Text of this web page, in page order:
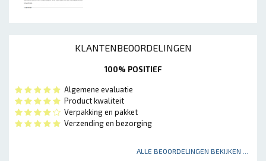
KLANTENBEOORDELINGEN
100% POSITIEF
Algemene evaluatie
Product kwaliteit
Verpakking en pakket
Verzending en bezorging
ALLE BEOORDELINGEN BEKIJKEN ...